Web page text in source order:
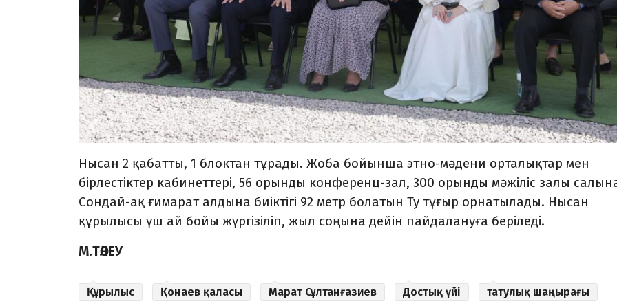
Нысан 2 қабатты, 1 блоктан тұрады. Жоба бойынша этно-мәдени орталықтар мен
бірлестіктер кабинеттері, 56 орынды конференц-зал, 300 орынды мәжіліс залы
Сондай-ақ ғимарат алдына биіктігі 92 метр болатын Ту тұғыр орнатылады. Нысан
құрылысы үш ай бойы жүргізіліп, жыл соңына дейін пайдалануға беріледі.
М.ТӨЛЕУ
Құрылыс Қонаев қаласы Марат Сұлтанғазиев Достық үйі татулық шаңырағы